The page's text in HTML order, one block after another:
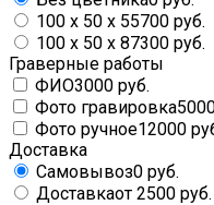
100 х 50 х 55700 руб.
100 х 50 х 87300 руб.
Граверные работы
ФИО3000 руб.
Фото гравировка
Фото ручное12000
Доставка
Самовывоз0 руб.
Доставкаот 2500 руб.